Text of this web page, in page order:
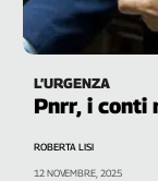
L’URGENZA
Pnrr, i conti
ROBERTA LISI
12 NOVEMBRE, 2025